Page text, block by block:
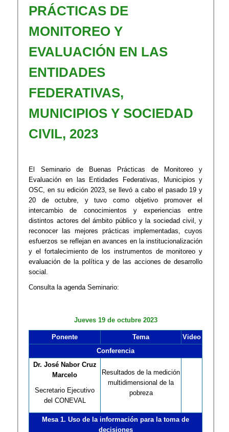
PRÁCTICAS DE
MONITOREO Y
EVALUACIÓN EN LAS
ENTIDADES
FEDERATIVAS,
MUNICIPIOS Y SOCIEDAD
CIVIL, 2023
El Seminario de Buenas Prácticas de Monitoreo y
Evaluación en las Entidades Federativas, Municipios y
OSC, en su edición 2023, se llevó a cabo el pasado 19 y
20 de octubre, y tuvo como objetivo promover el
intercambio de conocimientos y experiencias entre
distintos actores del ámbito público y la sociedad civil, y
reconocer las mejores prácticas implementadas, cuyos
esfuerzos se reflejan en avances en la institucionalización
y el fortalecimiento de los instrumentos de monitoreo y
evaluación de la política y de las acciones de desarrollo
social.
Consulta la agenda Seminario:
Jueves 19 de octubre 2023
Ponente Tema
Video
Conferencia
Dr. José Nabor Cruz
Marcelo
Secretario Ejecutivo
del CONEVAL
Resultados de la medición
multidimensional de la
pobreza
Mesa 1. Uso de la información para la toma de
decisiones